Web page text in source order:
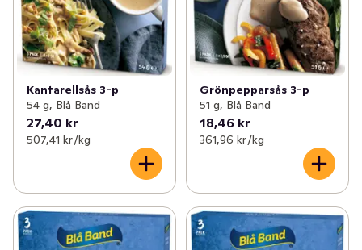
Kantarellsås 3-p
54 g, Blå Band
27,40 kr
507,41 kr /kg
Grönpepparsås 3-p
51 g, Blå Band
18,46 kr
361,96 kr /kg